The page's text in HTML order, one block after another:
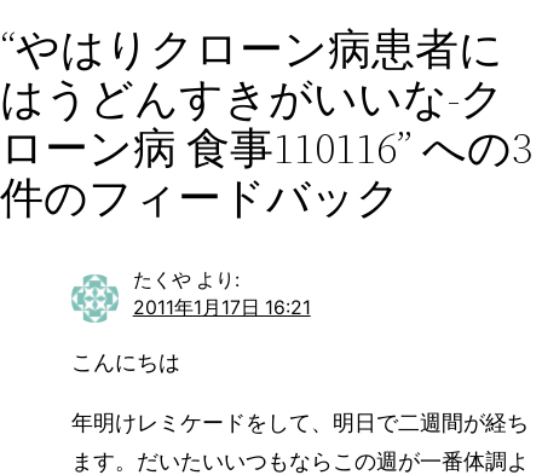
“やはりクローン病患者に
はうどんすきがいいな-ク
ローン病 食事110116” への3
件のフィードバック
たくや より:
2011年1月17日 16:21
こんにちは
年明けレミケードをして、明日で二週間が経ち
ます。だいたいいつもならこの週が一番体調よ